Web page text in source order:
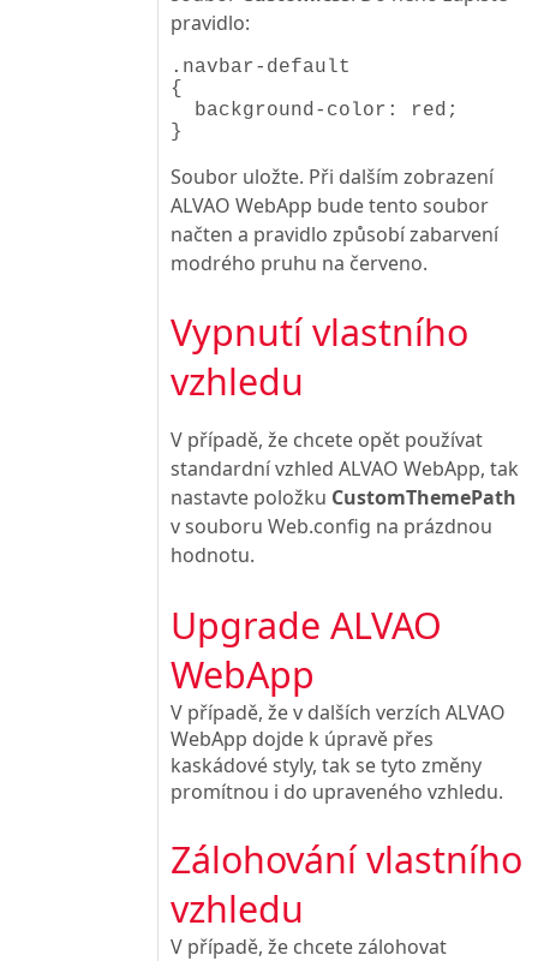
pravidlo:
.navbar-default
{
background-color: red;
}
Soubor uložte. Při dalším zobrazení
ALVAO WebApp bude tento soubor
načten a pravidlo způsobí zabarvení
modrého pruhu na červeno.
Vypnutí vlastního
vzhledu
V případě, že chcete opět používat
standardní vzhled ALVAO WebApp, tak
nastavte položku CustomThemePath
v souboru Web.config na prázdnou
hodnotu.
Upgrade ALVAO
WebApp
V případě, že v dalších verzích ALVAO
WebApp dojde k úpravě přes
kaskádové styly, tak se tyto změny
promítnou i do upraveného vzhledu.
Zálohování vlastního
vzhledu
V případě, že chcete zálohovat